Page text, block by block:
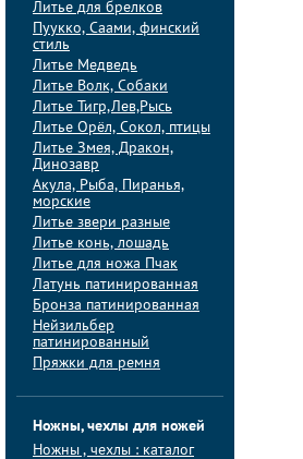
Литье для брелков
Пуукко, Саами, финский
стиль
Литье Медведь
Литье Волк, Собаки
Литье Тигр,Лев,Рысь
Литье Орёл, Сокол, птицы
Литье Змея, Дракон,
Динозавр
Акула, Рыба, Пиранья,
морские
Литье звери разные
Литье конь, лошадь
Литье для ножа Пчак
Латунь патинированная
Бронза патинированная
Нейзильбер
патинированный
Пряжки для ремня
Ножны, чехлы для ножей
Ножны , чехлы : каталог